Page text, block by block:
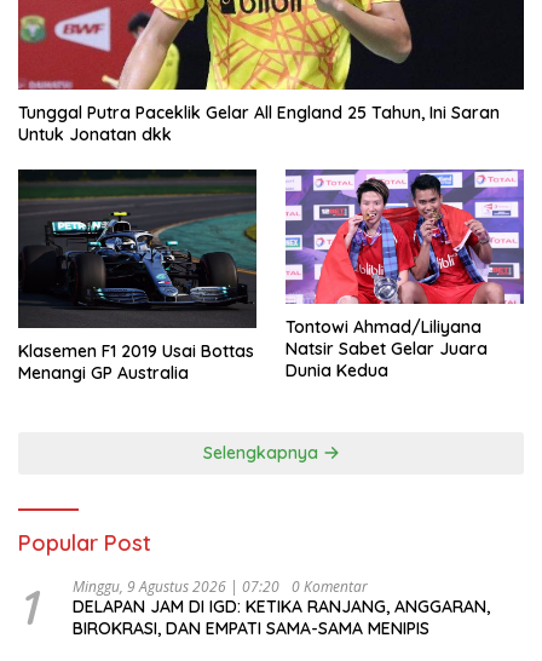
Tunggal Putra Paceklik Gelar All England 25 Tahun, Ini Saran
Untuk Jonatan dkk
Klasemen F1 2019 Usai Bottas
Menangi GP Australia
Tontowi Ahmad/Liliyana
Natsir Sabet Gelar Juara
Dunia Kedua
Selengkapnya
Popular Post
1 Minggu, 9 Agustus 2026 | 07:20 0 Komentar
DELAPAN JAM DI IGD: KETIKA RANJANG, ANGGARAN,
BIROKRASI, DAN EMPATI SAMA-SAMA MENIPIS